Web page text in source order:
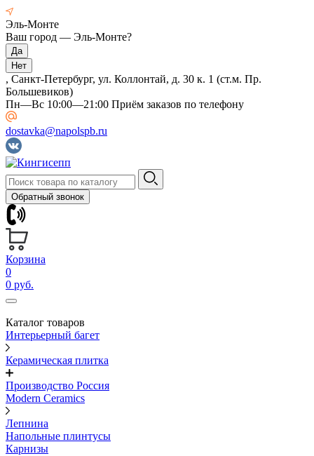
Эль-Монте
Ваш город — Эль-Монте?
, Санкт-Петербург, ул. Коллонтай, д. 30 к. 1 (ст.м. Пр.
Большевиков)
Пн—Вс 10:00—21:00 Приём заказов по телефону
dostavka@napolspb.ru
Обратный звонок
Корзина
0
0 руб.
Каталог товаров
Интерьерный багет
Керамическая плитка
Производство Россия
Modern Ceramics
Лепнина
Напольные плинтусы
Карнизы